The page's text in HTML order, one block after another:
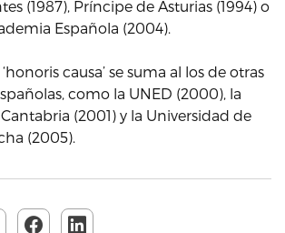
(1987), Príncipe de Asturias (1994) o
Española (2004).
causa’ se suma al los de otras
como la UNED (2000), la
(2001) y la Universidad de
(2005).